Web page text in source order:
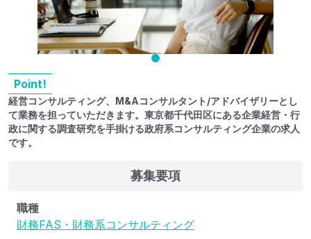
Point!
経営コンサルティング、M&Aコンサルタント/アドバイザリーとし
て業務を担っていただきます。東京都千代田区にある企業経営・行
政に関する調査研究を手掛ける政府系コンサルティング企業の求人
です。
募集要項
職種
財務FAS・財務系コンサルティング